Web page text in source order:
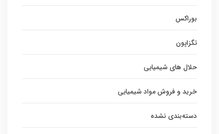
بوراکس
تگزاپون
حلال های شیمیایی
خرید و فروش مواد شیمیایی
دسته‌بندی نشده